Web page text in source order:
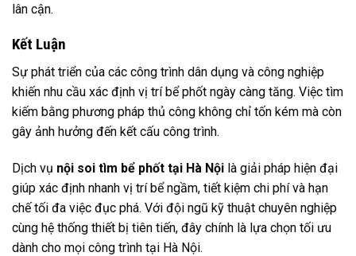
lân cận.
Kết Luận
Sự phát triển của các công trình dân dụng và công nghiệp
khiến nhu cầu xác định vị trí bể phốt ngày càng tăng. Việc tìm
kiếm bằng phương pháp thủ công không chỉ tốn kém mà còn
gây ảnh hưởng đến kết cấu công trình.
Dịch vụ nội soi tìm bể phốt tại Hà Nội là giải pháp hiện đại
giúp xác định nhanh vị trí bể ngầm, tiết kiệm chi phí và hạn
chế tối đa việc đục phá. Với đội ngũ kỹ thuật chuyên nghiệp
cùng hệ thống thiết bị tiên tiến, đây chính là lựa chọn tối ưu
dành cho mọi công trình tại Hà Nội.